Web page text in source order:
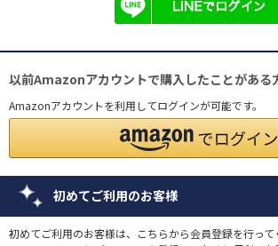
以前Amazonアカウントで購入したことがある
Amazonアカウントを利用してログインが可能です。
初めてご利用のお客様
初めてご利用のお客様は、こちらから会員登録を行って